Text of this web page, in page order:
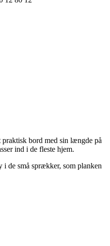
bord med sin længde på
ind i de fleste hjem.
de små sprækker, som planken